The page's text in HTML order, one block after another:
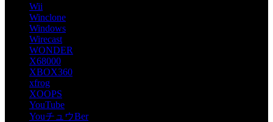
Wii
Winclone
Windows
Wirecast
WONDER
X68000
XBOX360
xfrog
XOOPS
YouTube
YouチュウBer